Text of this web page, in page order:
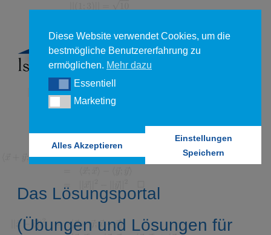
Das Lösungsportal
(Übungen und Lösungen für
Diese Website verwendet Cookies, um die
bestmögliche Benutzererfahrung zu
ermöglichen. Mehr dazu
EssentiellEssentiell
MarketingMarketing
Alles Akzeptieren
Einstellungen
Speichern